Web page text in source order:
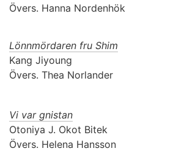
Övers. Hanna Nordenhök
Lönnmördaren fru Shim
Kang Jiyoung
Övers. Thea Norlander
Vi var gnistan
Otoniya J. Okot Bitek
Övers. Helena Hansson